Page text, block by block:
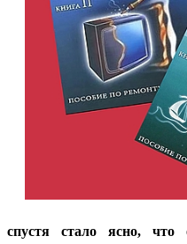
спустя стало ясно,